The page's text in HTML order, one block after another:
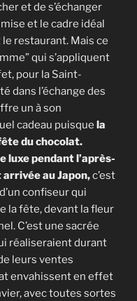
et de s’échanger
et le cadre idéal
restaurant. Mais ce
qui s’appliquent
pour la Saint-
dans l’échange des
un à son
cadeau puisque la
du chocolat.
luxe pendant l’après-
au Japon,c’est
confiseur qui
la fête, devant la fleur
C’est une sacrée
réaliseraient durant
leurs ventes
envahissent en effet
avec toutes sortes